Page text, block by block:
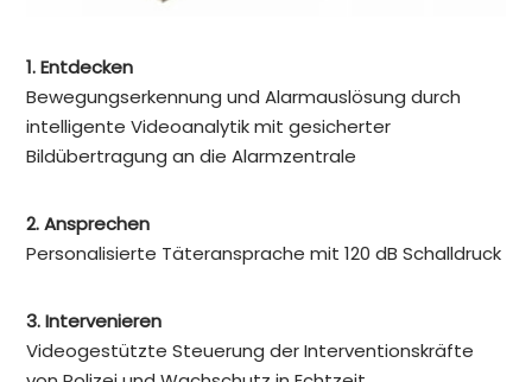
1. Entdecken
Bewegungserkennung und Alarmauslösung durch
intelligente Videoanalytik mit gesicherter
Bildübertragung an die Alarmzentrale
2. Ansprechen
Personalisierte Täteransprache mit 120 dB Schalldruck
3. Intervenieren
Videogestützte Steuerung der Interventionskräfte